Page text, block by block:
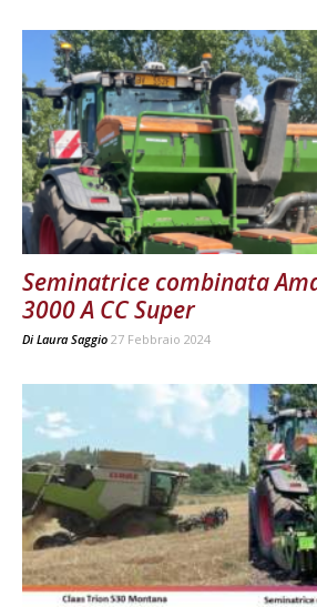
Seminatrice combinata
3000 A CC Super
Di Laura Saggio 27 Febbraio 2024